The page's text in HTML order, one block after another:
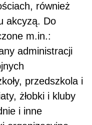
również
akcyzą. Do
m.in.:
administracji
przedszkola i
żłobki i kluby
i inne